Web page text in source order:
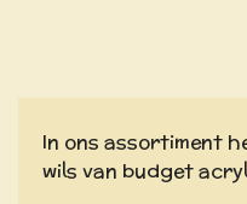
In ons assortiment
wils van budget